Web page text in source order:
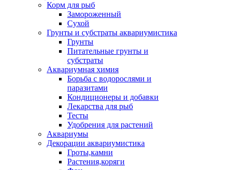
Корм для рыб
Замороженный
Сухой
Грунты и субстраты аквариумистика
Грунты
Питательные грунты и
субстраты
Аквариумная химия
Борьба с водорослями и
паразитами
Кондиционеры и добавки
Лекарства для рыб
Тесты
Удобрения для растений
Аквариумы
Декорации аквариумистика
Гроты,камни
Растения,коряги